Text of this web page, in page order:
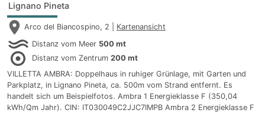
Lignano Pineta
Arco del Biancospino, 2 | Kartenansicht
Distanz vom Meer 500 mt
Distanz vom Zentrum 200 mt
VILLETTA AMBRA: Doppelhaus in ruhiger Grünlage, mit Garten und
Parkplatz, in Lignano Pineta, ca. 500m vom Strand entfernt. Es
handelt sich um Beispielfotos. Ambra 1 Energieklasse F (350,04
kWh/Qm Jahr). CIN: IT030049C2JJC7IMPB Ambra 2 Energieklasse F